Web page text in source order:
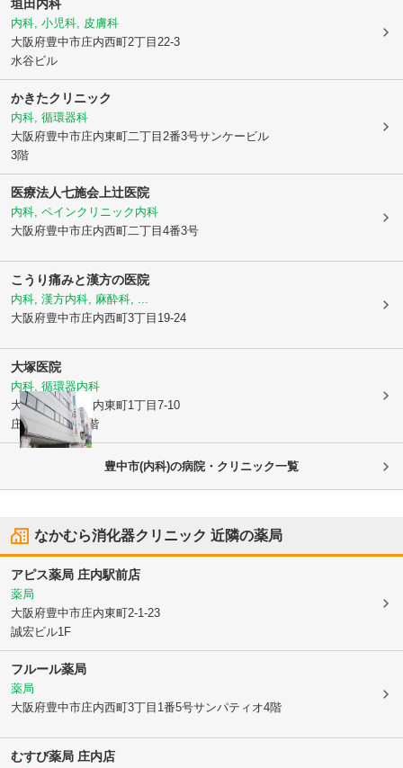
垣田内科
内科, 小児科, 皮膚科
大阪府豊中市庄内西町2丁目22-3
水谷ビル
かきたクリニック
内科, 循環器科
大阪府豊中市庄内東町二丁目2番3号サンケービル
3階
医療法人七施会上辻医院
内科, ペインクリニック内科
大阪府豊中市庄内西町二丁目4番3号
こうり痛みと漢方の医院
内科, 漢方内科, 麻酔科, ...
大阪府豊中市庄内西町3丁目19-24
大塚医院
内科, 循環器内科
大阪府豊中市庄内東町1丁目7-10
庄内ドイビル2階
豊中市(内科)の病院・クリニック一覧
なかむら消化器クリニック 近隣の薬局
アピス薬局 庄内駅前店
薬局
大阪府豊中市庄内東町2-1-23
誠宏ビル1F
フルール薬局
薬局
大阪府豊中市庄内西町3丁目1番5号サンパティオ4階
むすび薬局 庄内店